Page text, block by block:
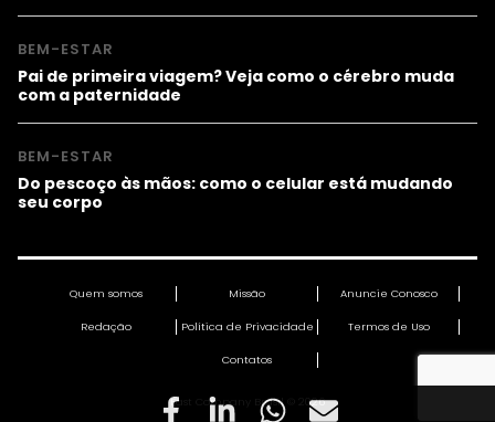
BEM-ESTAR
Pai de primeira viagem? Veja como o cérebro muda
com a paternidade
BEM-ESTAR
Do pescoço às mãos: como o celular está mudando
seu corpo
Quem somos Missão Anuncie Conosco
Redação Política de Privacidade Termos de Uso
Contatos
Fast Company Brasil © 2026